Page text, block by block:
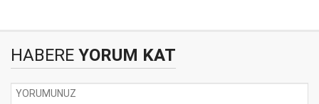
HABERE YORUM KAT